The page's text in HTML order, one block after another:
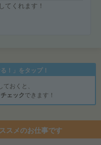
てくれます！
！」をタップ！
おくと、
ェックできます！
スメのお仕事です